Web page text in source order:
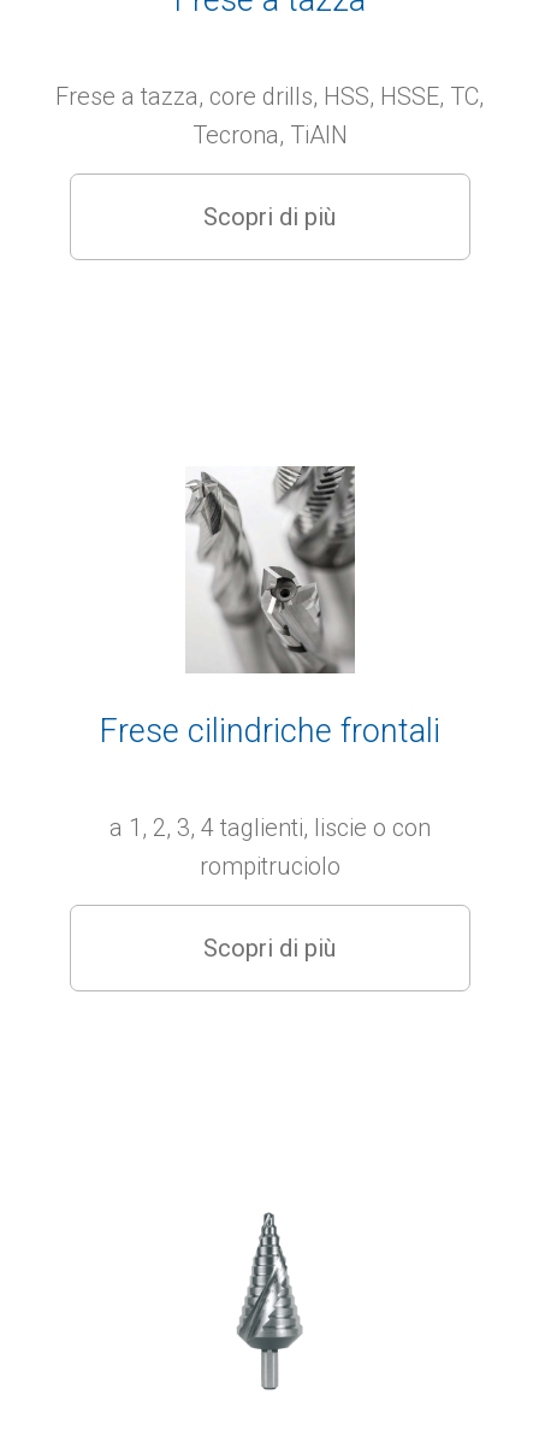
Maschi - utensili filettatori
Frese a tazza, core drills, HSS, HSSE, TC,
Tecrona, TiAlN
Scopri di più
Frese cilindriche frontali
a 1, 2, 3, 4 taglienti, liscie o con
rompitruciolo
Scopri di più